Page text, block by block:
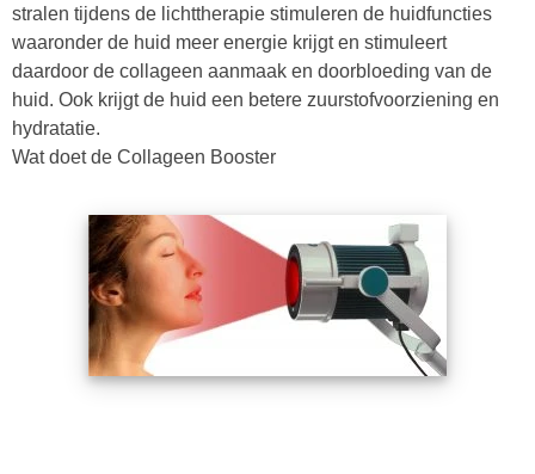
stralen tijdens de lichttherapie stimuleren de huidfuncties
waaronder de huid meer energie krijgt en stimuleert
daardoor de collageen aanmaak en doorbloeding van de
huid. Ook krijgt de huid een betere zuurstofvoorziening en
hydratatie.
Wat doet de Collageen Booster